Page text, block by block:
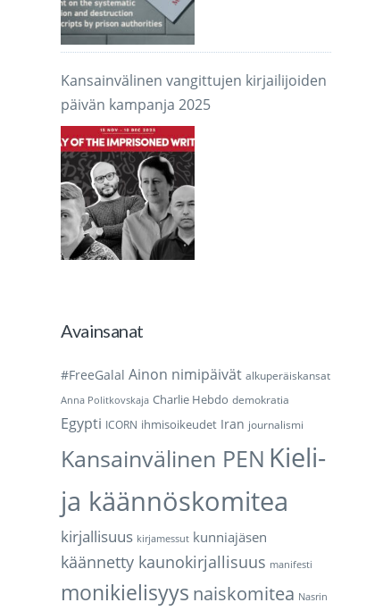
Kansainvälinen vangittujen kirjailijoiden
päivän kampanja 2025
Avainsanat
#FreeGalal Ainon nimipäivät alkuperäiskansat
Anna Politkovskaja Charlie Hebdo demokratia
Egypti ICORN ihmisoikeudet Iran journalismi
Kansainvälinen PEN Kieli-
ja käännöskomitea
kirjallisuus kirjamessut kunniajäsen
käännetty kaunokirjallisuus manifesti
monikielisyys naiskomitea Nasrin